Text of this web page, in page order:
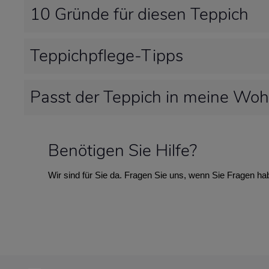
10 Gründe für diesen Teppich
Teppichpflege-Tipps
Passt der Teppich in meine
Benötigen Sie Hilfe?
Wir sind für Sie da. Fragen Sie uns, wenn Sie Fragen